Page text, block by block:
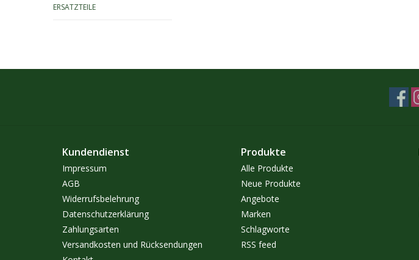
ERSATZTEILE
Kundendienst
Impressum
AGB
Widerrufsbelehrung
Datenschutzerklärung
Zahlungsarten
Versandkosten und Rücksendungen
Produkte
Alle Produkte
Neue Produkte
Angebote
Marken
Schlagworte
RSS feed